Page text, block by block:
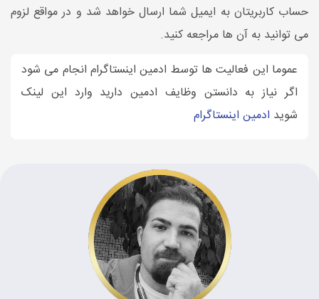
حساب کاربریتان به ایمیل شما ارسال خواهد شد و در مواقع لزوم
می توانید به آن ها مراجعه کنید.
عموما این فعالیت ها توسط ادمین اینستاگرام انجام می شود
اگر نیاز به دانستن وظایف ادمین دارید وارد این لینک
شوید ادمین اینستاگرام